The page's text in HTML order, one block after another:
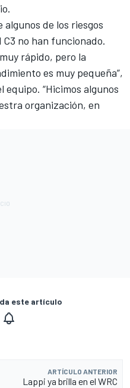
algunos de los riesgos
no han funcionado.
rápido, pero la
es muy pequeña”,
“Hicimos algunos
organización, en
este artículo
ARTÍCULO ANTERIOR
Lappi ya brilla en el WRC